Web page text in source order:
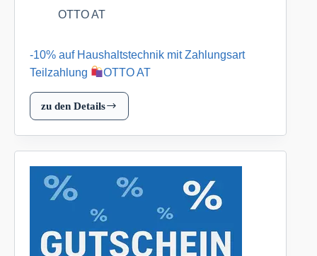
OTTO AT
-10% auf Haushaltstechnik mit Zahlungsart
Teilzahlung
OTTO AT
zu den Details
-10%
mit
Zahlungsart
Teilzahlung
OTTO
AT